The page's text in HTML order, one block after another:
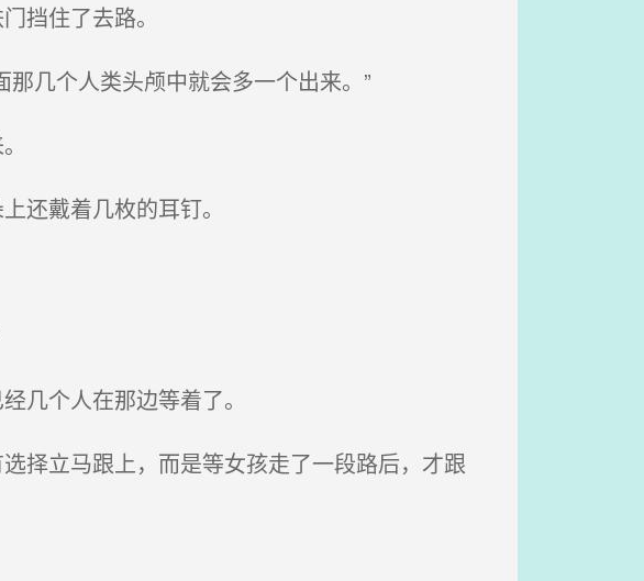
挡住了去路。
几个人类头颅中就会多一个出来。”
还戴着几枚的耳钉。
几个人在那边等着了。
择立马跟上，而是等女孩走了一段路后，才跟